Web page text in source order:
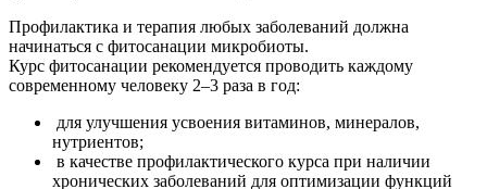
Профилактика и терапия любых заболеваний должна
начинаться с фитосанации микробиоты.
Курс фитосанации рекомендуется проводить каждому
современному человеку 2–3 раза в год:
для улучшения усвоения витаминов, минералов,
нутриентов;
в качестве профилактического курса при наличии
хронических заболеваний для оптимизации функций